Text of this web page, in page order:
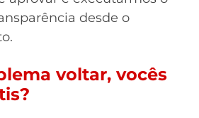
desde o
voltar, vocês